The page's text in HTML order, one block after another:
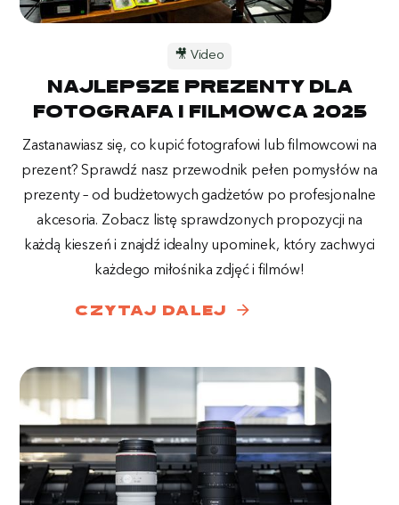
🎥 Video
Najlepsze prezenty dla
fotografa i filmowca 2025
Zastanawiasz się, co kupić fotografowi lub filmowcowi na
prezent? Sprawdź nasz przewodnik pełen pomysłów na
prezenty – od budżetowych gadżetów po profesjonalne
akcesoria. Zobacz listę sprawdzonych propozycji na
każdą kieszeń i znajdź idealny upominek, który zachwyci
każdego miłośnika zdjęć i filmów!
czytaj dalej arrow_forward